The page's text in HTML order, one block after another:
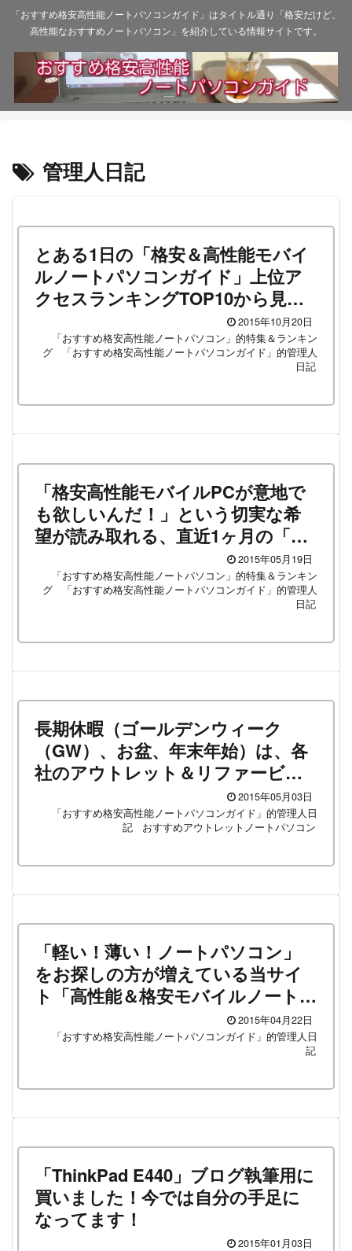
「おすすめ格安高性能ノートパソコンガイド」はタイトル通り「格安だけど、
高性能なおすすめノートパソコン」を紹介している情報サイトです。
管理人日記
とある1日の「格安＆高性能モバイ
ルノートパソコンガイド」上位ア
クセスランキングTOP10から見え
2015年10月20日
「おすすめ格安高性能ノートパソコン」的特集＆ランキン
グ
「おすすめ格安高性能ノートパソコンガイド」的管理人
日記
「格安高性能モバイルPCが意地で
も欲しいんだ！」という切実な希
望が読み取れる、直近1ヶ月の「高
性能＆格安モバイルノートPCガイ
ド」人気ページランキングTOP5！
2015年05月19日
「おすすめ格安高性能ノートパソコン」的特集＆ランキン
グ
「おすすめ格安高性能ノートパソコンガイド」的管理人
日記
長期休暇（ゴールデンウィーク
（GW）、お盆、年末年始）は、各
社のアウトレット＆リファービッ
シュコーナーでノートパソコンや
タブレットを探すといいですよ！
2015年05月03日
「おすすめ格安高性能ノートパソコンガイド」的管理人日
記
おすすめアウトレットノートパソコン
「軽い！薄い！ノートパソコン」
をお探しの方が増えている当サイ
ト「高性能＆格安モバイルノート
PCガイド」の素敵な傾向！2015年04月22日
「おすすめ格安高性能ノートパソコンガイド」的管理人日
記
「ThinkPad E440」ブログ執筆用に
買いました！今では自分の手足に
なってます！
2015年01月03日